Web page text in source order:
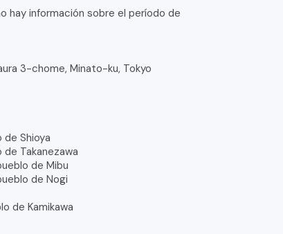
hay información sobre el período de
3-chome, Minato-ku, Tokyo
Shioya
Takanezawa
de Mibu
de Nogi
de Kamikawa